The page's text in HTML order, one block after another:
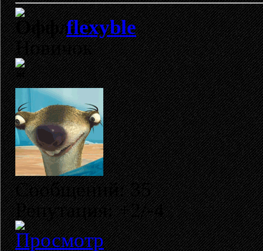
flexyble
Новичок
Сообщений: 35
Репутация: +2/-4